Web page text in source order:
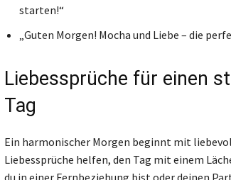
starten!“
„Guten Morgen! Mocha und Liebe – die
Liebessprüche für einen
Tag
Ein harmonischer Morgen beginnt mit
Liebessprüche helfen, den Tag mit einem
du in einer Fernbeziehung bist oder deinen